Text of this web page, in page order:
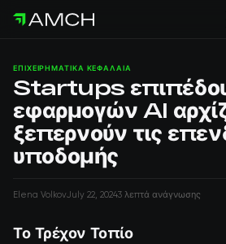
ΕΠΙΧΕΙΡΗΜΑΤΙΚΆ ΚΕΦΆΛΑΙΑ
Startups
εφαρμογών AI
ξεπερνούν τις
υποδομής
Elena VolkovJuly 22, 20243 λεπτά ανάγνωσης
Το Τρέχον Τοπίο